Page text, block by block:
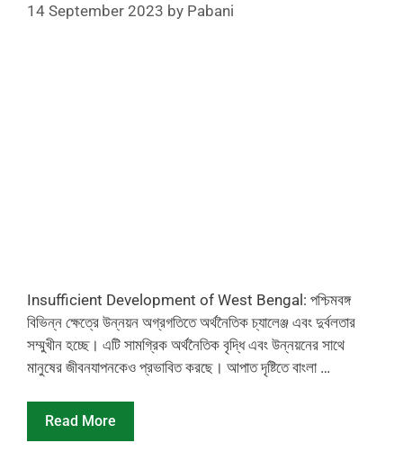
14 September 2023 by Pabani
Insufficient Development of West Bengal: পশ্চিমবঙ্গ
বিভিন্ন ক্ষেত্রে উন্নয়ন অগ্রগতিতে অর্থনৈতিক চ্যালেঞ্জ এবং দুর্বলতার
সম্মুখীন হচ্ছে। এটি সামগ্রিক অর্থনৈতিক বৃদ্ধি এবং উন্নয়নের সাথে
মানুষের জীবনযাপনকেও প্রভাবিত করছে। আপাত দৃষ্টিতে বাংলা …
Read More